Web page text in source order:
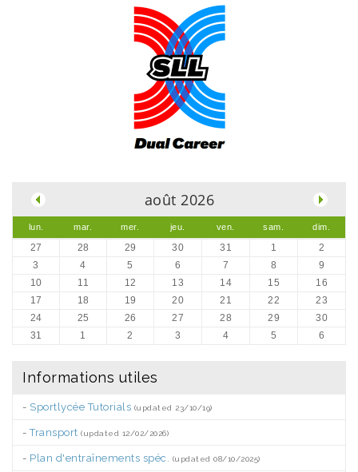
août 2026
lun. mar. mer. jeu. ven. sam. dim.
27 28 29 30 31 1
2
3
4 5 6 7 8
9
10
11 12 13 14 15
16
17
18 19 20 21 22
23
24
25 26 27 28 29
30
31
1 2 3 4 5 6
Informations utiles
- Sportlycée Tutorials (updated 23/10/19)
-Transport (updated 12/02/2026)
- Plan d'entraînements spéc. (updated 08/10/2025)